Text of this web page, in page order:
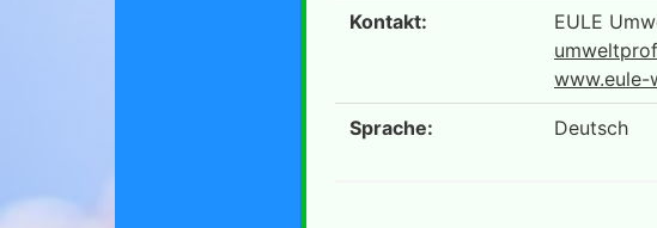
Kontakt:
EULE
www.eule-
Sprache: Deutsch